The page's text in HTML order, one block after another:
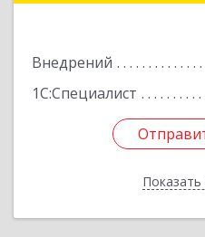
Внедрений
1С:Специалист